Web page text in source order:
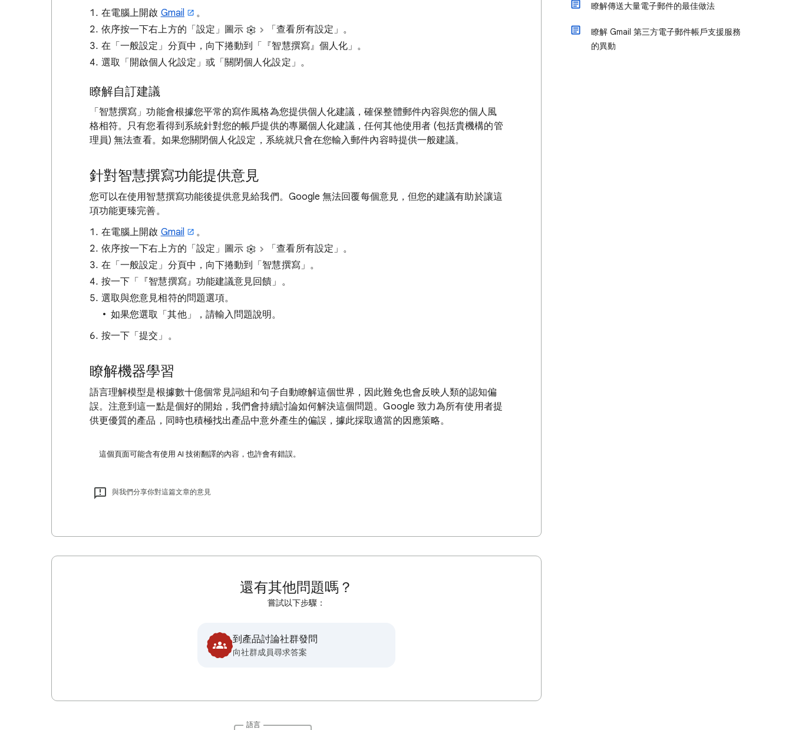
在電腦上開啟 Gmail
。
依序按一下右上方的「設定」圖示
「查看所有設定」 。
在「一般設定」分頁中，向下捲動到「『智慧撰寫』個人化」。
選取「開啟個人化設定」 或「關閉個人化設定」 。
瞭解自訂建議
「智慧撰寫」功能會根據您平常的寫作風格為您提供個人化建議，確保整體郵件內容與您的個人風
格相符。只有您看得到系統針對您的帳戶提供的專屬個人化建議，任何其他使用者 (包括貴機構的管
理員) 無法查看。如果您關閉個人化設定，系統就只會在您輸入郵件內容時提供一般建議。
針對智慧撰寫功能提供意見
您可以在使用智慧撰寫功能後提供意見給我們。Google 無法回覆每個意見，但您的建議有助於讓這
項功能更臻完善。
在電腦上開啟 Gmail
。
依序按一下右上方的「設定」圖示
「查看所有設定」 。
在「一般設定」分頁中，向下捲動到「智慧撰寫」。
按一下「『智慧撰寫』功能建議意見回饋」 。
選取與您意見相符的問題選項。
如果您選取「其他」，請輸入問題說明。
按一下「提交」 。
瞭解機器學習
語言理解模型是根據數十億個常見詞組和句子自動瞭解這個世界，因此難免也會反映人類的認知偏
誤。注意到這一點是個好的開始，我們會持續討論如何解決這個問題。Google 致力為所有使用者提
供更優質的產品，同時也積極找出產品中意外產生的偏誤，據此採取適當的因應策略。
這個頁面可能含有使用 AI 技術翻譯的內容，也許會有錯誤。
與我們分享你對這篇文章的意見
還有其他問題嗎？
嘗試以下步驟：
到產品討論社群發問
向社群成員尋求答案
瞭解傳送大量電子郵件的最佳做法
瞭解 Gmail 第三方電子郵件帳戶支援服務
的異動
語言